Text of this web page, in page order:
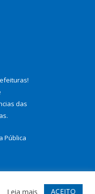
!
das
Pública
Webmail
Leia mais ACEITO